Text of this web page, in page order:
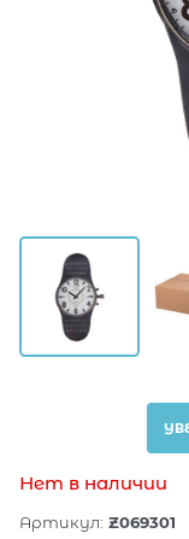
Нет в наличии
Артикул: Z069301